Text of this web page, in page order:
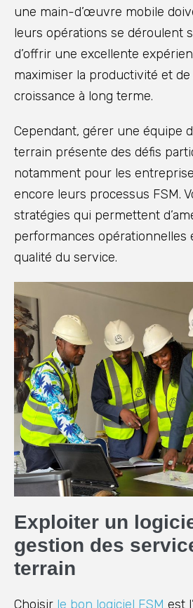
une main-d’œuvre mobile
leurs opérations se déroulent
d’offrir une excellente
maximiser la productivité et
croissance à long terme.
Cependant, gérer une équipe
terrain présente des défis
notamment pour les
encore leurs processus FSM.
stratégies qui permettent
performances opérationnelles
qualité du service.
Exploiter un
gestion des
terrain
Choisir le bon logiciel FSM est